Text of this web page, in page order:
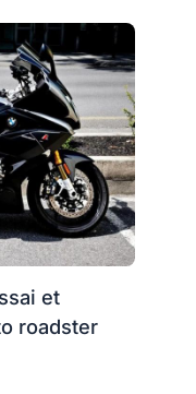
et
roadster